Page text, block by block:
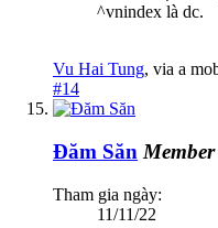
^vnindex là dc.
Vu Hai Tung, via a
#14
Đăm Săn Member
Tham gia ngày:
11/11/22